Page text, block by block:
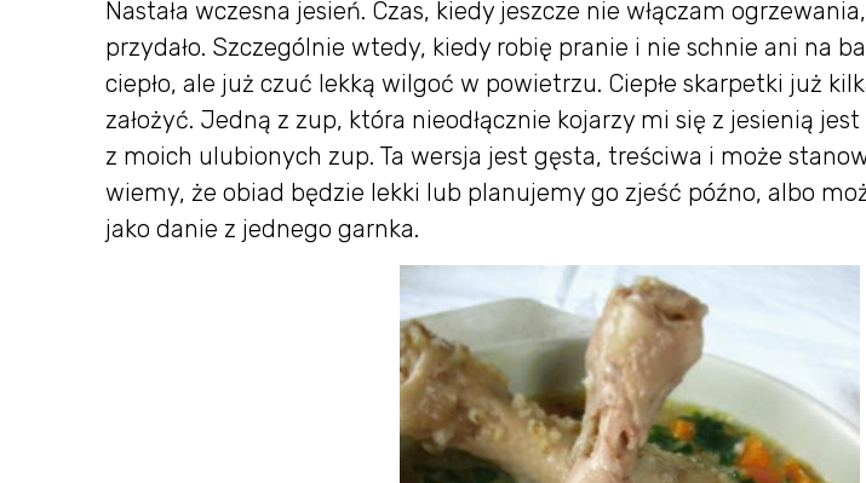
Nastała wczesna jesień. Czas, kiedy jeszcze nie włączam
przydało. Szczególnie wtedy, kiedy robię pranie i nie schnie ani na
ciepło, ale już czuć lekką wilgoć w powietrzu. Ciepłe skarpetki już
założyć. Jedną z zup, która nieodłącznie kojarzy mi się z jesienią
z moich ulubionych zup. Ta wersja jest gęsta, treściwa i może
wiemy, że obiad będzie lekki lub planujemy go zjeść późno, albo
jako danie z jednego garnka.